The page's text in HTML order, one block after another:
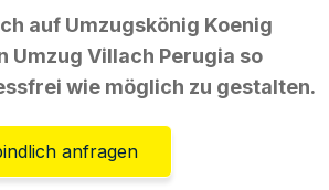
auf Umzugskönig Koenig
Umzug Villach Perugia so
wie möglich zu gestalten.
anfragen